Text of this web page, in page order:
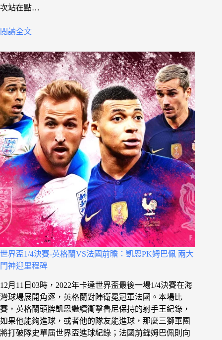
次站在點…
閱讀全文
世界盃1/4決賽-英格蘭VS法國前瞻：凱恩PK姆巴佩 兩大
門神迎里程碑
12月11日03時，2022年卡達世界盃最後一場1/4決賽在海
灣球場展開角逐，英格蘭對陣衛冕冠軍法國。本場比
賽，英格蘭頭牌凱恩繼續衝擊魯尼保持的射手王紀錄，
如果他能夠進球，或者他的隊友能進球，那麼三獅軍團
將打破隊史單屆世界盃進球紀錄；法國前鋒姆巴佩則向